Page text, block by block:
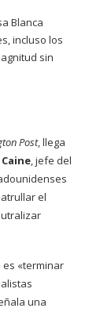
Blanca
incluso los
sin
Post, llega
, jefe del
el
«terminar
una